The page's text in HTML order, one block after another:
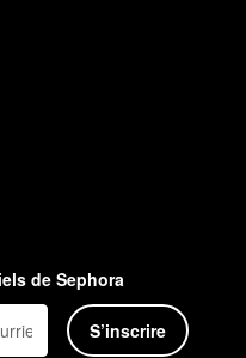
de Sephora
S’inscrire